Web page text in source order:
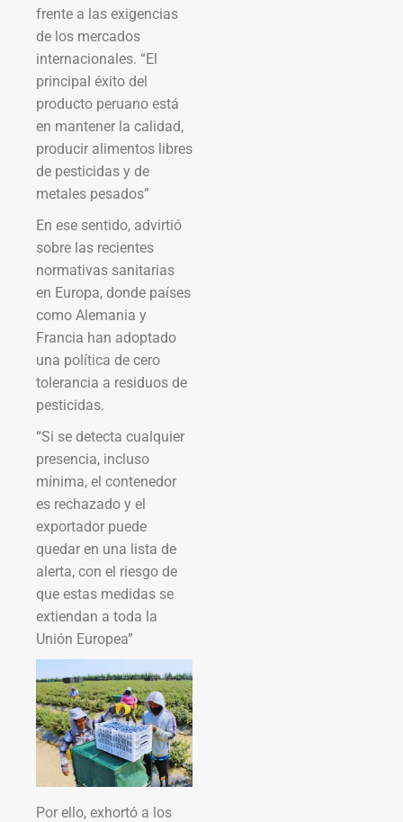
frente a las exigencias
de los mercados
internacionales. “El
principal éxito del
producto peruano está
en mantener la calidad,
producir alimentos libres
de pesticidas y de
metales pesados”
En ese sentido, advirtió
sobre las recientes
normativas sanitarias
en Europa, donde países
como Alemania y
Francia han adoptado
una política de cero
tolerancia a residuos de
pesticidas.
“Si se detecta cualquier
presencia, incluso
mínima, el contenedor
es rechazado y el
exportador puede
quedar en una lista de
alerta, con el riesgo de
que estas medidas se
extiendan a toda la
Unión Europea”
Por ello, exhortó a los